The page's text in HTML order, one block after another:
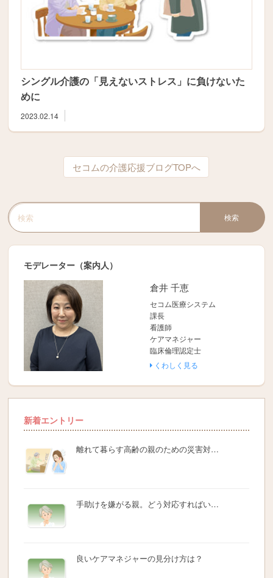
シングル介護の「見えないストレス」に負けないた
めに
2023.02.14
セコムの介護応援ブログTOPへ
検索キーワード入力
検索
モデレーター（案内人）
倉井 千恵
セコム医療システム
課長
看護師
ケアマネジャー
臨床倫理認定士
くわしく見る
新着エントリー
離れて暮らす高齢の親のための災害対…
手助けを嫌がる親。どう対応すればい…
良いケアマネジャーの見分け方は？